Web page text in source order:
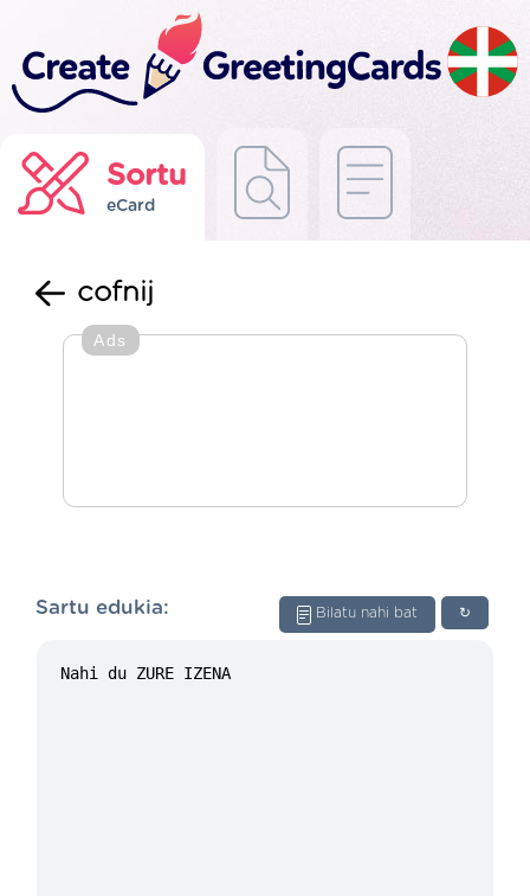
Sortu
eCard
cofnij
Ads
↻
Bilatu nahi bat
Sartu edukia: